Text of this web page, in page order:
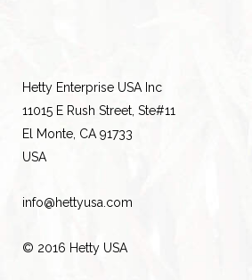
Hetty Enterprise USA Inc
11015 E Rush Street, Ste#11
El Monte, CA 91733
USA
info@hettyusa.com
© 2016 Hetty USA